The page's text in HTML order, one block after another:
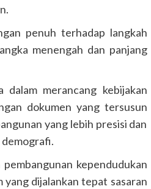
penuh terhadap langkah
menengah dan panjang
merancang kebijakan
dokumen yang tersusun
yang lebih presisi dan
demografi.
kependudukan
dijalankan tepat sasaran